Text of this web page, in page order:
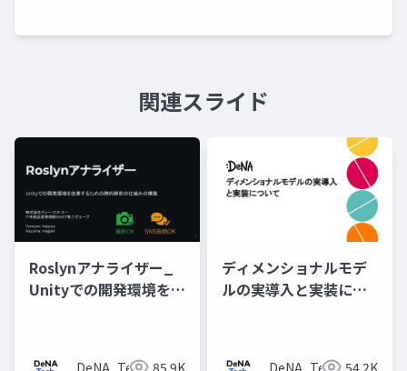
関連スライド
Roslynアナライザー_
Unityでの開発環境を改
DeNA_Tech 85.9K
ディメンショナルモデ
ルの実導入と実装につ
DeNA_Tech 54.2K